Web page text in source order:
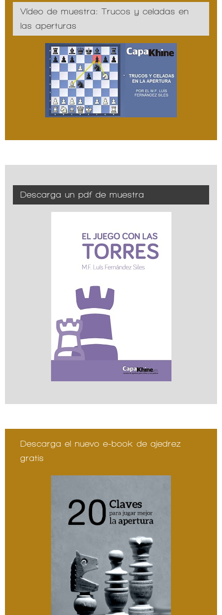
Vídeo de muestra: Trucos y celadas en
las aperturas
Descarga un pdf de muestra
Descarga el nuevo e-book de ajedrez
gratis